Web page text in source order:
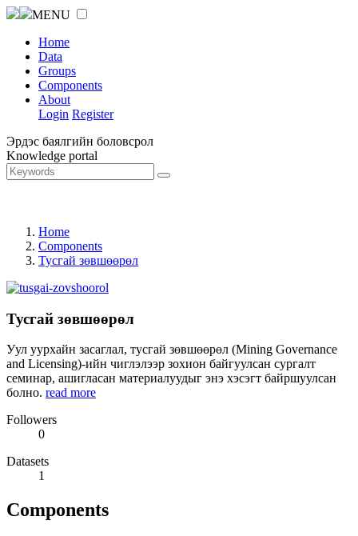
MENU
Home
Data
Groups
Components
About
Login Register
Эрдэс баялгийн боловсрол
Knowledge portal
Home
Components
Тусгай зөвшөөрөл
Тусгай зөвшөөрөл
Уул уурхайн засаглал, тусгай зөвшөөрөл (Mining Governance
and Licensing)-ийн чиглэлээр зохион байгуулсан сургалт
семинар, ашигласан материалуудыг энэ хэсэгт байршуулсан
болно. read more
Followers
0
Datasets
1
Components